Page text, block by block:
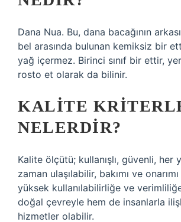
Dana Nua. Bu, dana bacağının
bel arasında bulunan kemiksiz bir
yağ içermez. Birinci sınıf bir ettir,
rosto et olarak da bilinir.
KALITE
NELERDIR?
Kalite ölçütü; kullanışlı, güvenli, her
zaman ulaşılabilir, bakımı ve
yüksek kullanılabilirliğe ve
doğal çevreyle hem de insanlarla
hizmetler olabilir.